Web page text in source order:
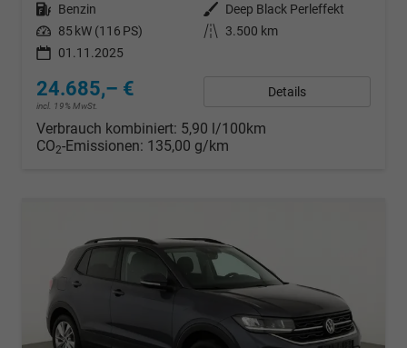
Kraftstoff Benzin Außenfarbe
Deep Black Perleffekt
Leistung 85 kW (116 PS) Kilometerstand
3.500 km
01.11.2025
24.685,– €
incl. 19% MwSt.
Details
Verbrauch kombiniert: 5,90 l/100km
CO2-Emissionen: 135,00 g/km